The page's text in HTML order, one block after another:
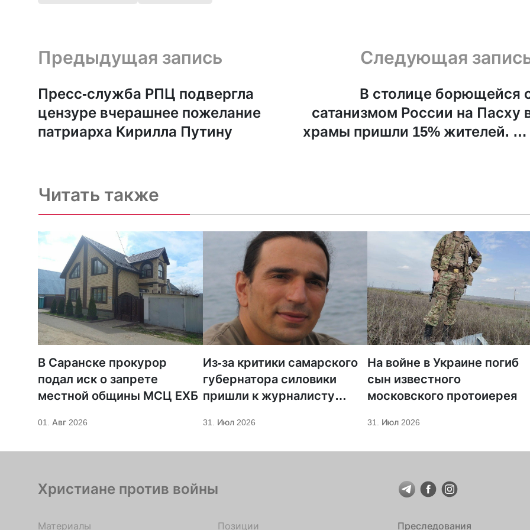
Предыдущая запись и следующая запись
Предыдущая запись
Пресс-служба РПЦ подвергла
цензуре вчерашнее пожелание
патриарха Кирилла Путину
Следующая
В столице борющейся
сатанизмом России на Пасху
храмы пришли 15% жителей. Но
Читать также
В Саранске прокурор
подал иск о запрете
местной общины МСЦ ЕХБ
01. Авг 2026
Из-за критики самарского
губернатора силовики
пришли к журналисту
31. Июл 2026
На войне в Украине погиб
сын известного
московского протоиерея
31. Июл 2026
Христиане против войны
Материалы Позиции Преследования